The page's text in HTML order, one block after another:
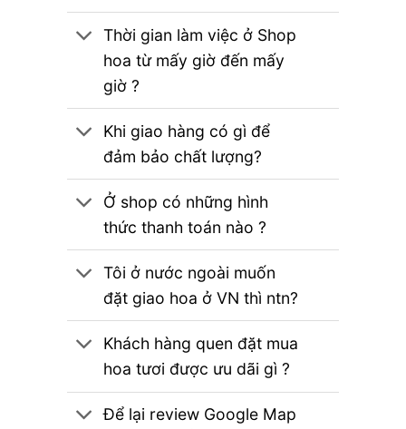
Thời gian làm việc ở Shop
hoa từ mấy giờ đến mấy
giờ ?
Khi giao hàng có gì để
đảm bảo chất lượng?
Ở shop có những hình
thức thanh toán nào ?
Tôi ở nước ngoài muốn
đặt giao hoa ở VN thì ntn?
Khách hàng quen đặt mua
hoa tươi được ưu dãi gì ?
Để lại review Google Map